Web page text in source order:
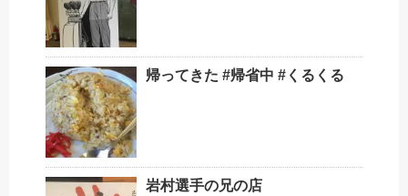
帰ってきた #帰省中 #くるくる
岩村選手の兄の店